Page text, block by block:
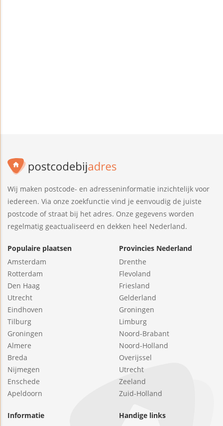
Wij maken postcode- en adresseninformatie inzichtelijk voor
iedereen. Via onze zoekfunctie vind je eenvoudig de juiste
postcode of straat bij het adres. Onze gegevens worden
regelmatig geactualiseerd en dekken heel Nederland.
Populaire plaatsen
Amsterdam
Rotterdam
Den Haag
Utrecht
Eindhoven
Tilburg
Groningen
Almere
Breda
Nijmegen
Enschede
Apeldoorn
Provincies Nederland
Drenthe
Flevoland
Friesland
Gelderland
Groningen
Limburg
Noord-Brabant
Noord-Holland
Overijssel
Utrecht
Zeeland
Zuid-Holland
Informatie
Handige links